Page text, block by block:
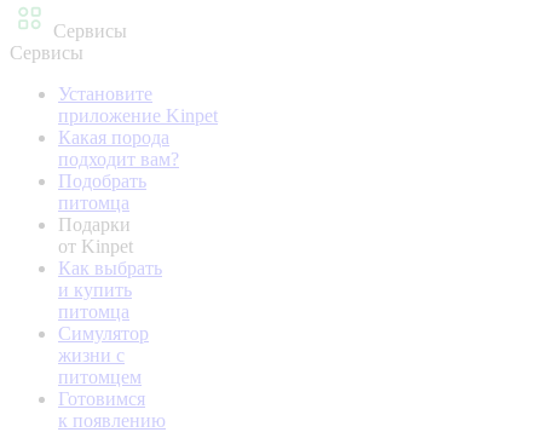
Сервисы
Сервисы
Установите
приложение Kinpet
Какая порода
подходит вам?
Подобрать
питомца
Подарки
от Kinpet
Как выбрать
и купить
питомца
Симулятор
жизни с
питомцем
Готовимся
к появлению